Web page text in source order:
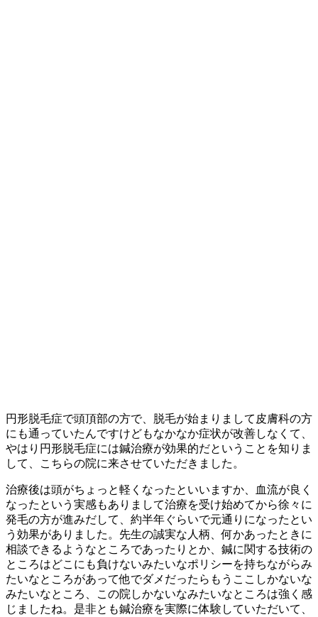
円形脱毛症で頭頂部の方で、脱毛が始まりまして皮膚科の方
にも通っていたんですけどもなかなか症状が改善しなくて、
やはり円形脱毛症には鍼治療が効果的だということを知りま
して、こちらの院に来させていただきました。
治療後は頭がちょっと軽くなったといいますか、血流が良く
なったという実感もありまして治療を受け始めてから徐々に
発毛の方が進みだして、約半年ぐらいで元通りになったとい
う効果がありました。先生の誠実な人柄、何かあったときに
相談できるようなところであったりとか、鍼に関する技術の
ところはどこにも負けないみたいなポリシーを持ちながらみ
たいなところがあって他でダメだったらもうここしかないな
みたいなところ、この院しかないなみたいなところは強く感
じましたね。是非とも鍼治療を実際に体験していただいて、